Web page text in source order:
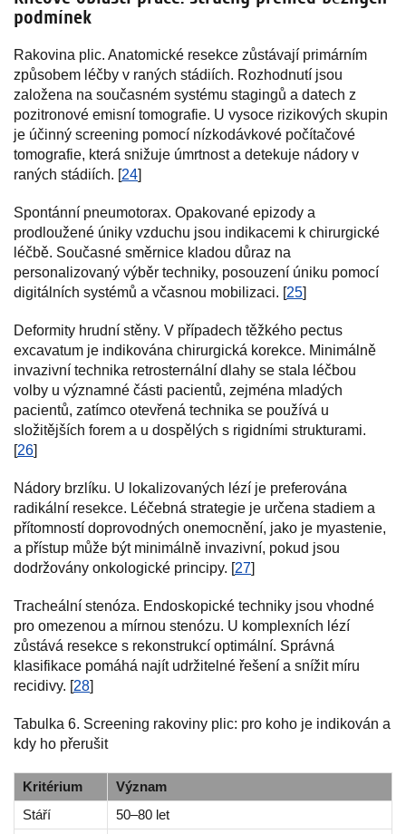
podmínek
Rakovina plic. Anatomické resekce zůstávají primárním
způsobem léčby v raných stádiích. Rozhodnutí jsou
založena na současném systému stagingů a datech z
pozitronové emisní tomografie. U vysoce rizikových skupin
je účinný screening pomocí nízkodávkové počítačové
tomografie, která snižuje úmrtnost a detekuje nádory v
raných stádiích. [24]
Spontánní pneumotorax. Opakované epizody a
prodloužené úniky vzduchu jsou indikacemi k chirurgické
léčbě. Současné směrnice kladou důraz na
personalizovaný výběr techniky, posouzení úniku pomocí
digitálních systémů a včasnou mobilizaci. [25]
Deformity hrudní stěny. V případech těžkého pectus
excavatum je indikována chirurgická korekce. Minimálně
invazivní technika retrosternální dlahy se stala léčbou
volby u významné části pacientů, zejména mladých
pacientů, zatímco otevřená technika se používá u
složitějších forem a u dospělých s rigidními strukturami.
[26]
Nádory brzlíku. U lokalizovaných lézí je preferována
radikální resekce. Léčebná strategie je určena stadiem a
přítomností doprovodných onemocnění, jako je myastenie,
a přístup může být minimálně invazivní, pokud jsou
dodržovány onkologické principy. [27]
Tracheální stenóza. Endoskopické techniky jsou vhodné
pro omezenou a mírnou stenózu. U komplexních lézí
zůstává resekce s rekonstrukcí optimální. Správná
klasifikace pomáhá najít udržitelné řešení a snížit míru
recidivy. [28]
Tabulka 6. Screening rakoviny plic: pro koho je indikován a
kdy ho přerušit
Kritérium
Význam
Stáří
50–80 let